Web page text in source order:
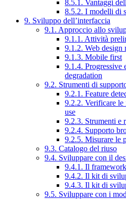
8.5.1. Vantaggi
8.5.2. I modelli di
9. Sviluppo dell’interfaccia
9.1. Approccio allo
9.1.1. Attività
9.1.2. Web design
9.1.3. Mobile first
9.1.4. Progressive
degradation
9.2. Strumenti di
9.2.1. Feature
9.2.2. Verificare
use
9.2.3. Strumenti e
9.2.4. Supporto
9.2.5. Misurare le
9.3. Catalogo del riuso
9.4. Sviluppare con il
9.4.1. Il
9.4.2. Il kit di
9.4.3. Il kit di
9.5. Sviluppare con i